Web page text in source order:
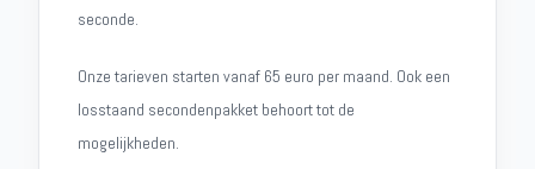
seconde.
Onze tarieven starten vanaf 65 euro per maand. Ook een
losstaand secondenpakket behoort tot de
mogelijkheden.